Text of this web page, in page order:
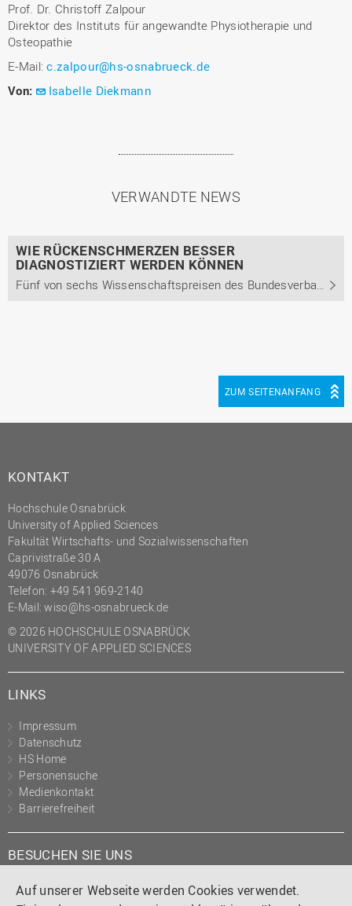
Auf unserer Webseite werden Cookies verwendet.
Prof. Dr. Christoff Zalpour
Direktor des Instituts für angewandte Physiotherapie und
Osteopathie
E-Mail:c.zalpour@hs-osnabrueck.de
Von:
Isabelle Diekmann
VERWANDTE NEWS
WIE RÜCKENSCHMERZEN BESSER
DIAGNOSTIZIERT WERDEN KÖNNEN
Fünf von sechs Wissenschaftspreisen des Bundesverbandes der selbstständigen Physiotherapeuten gehen an Absolventinnen und Absolventen der Hochschule Osnabrück
ZUM SEITENANFANG
KONTAKT
Hochschule Osnabrück
University of Applied Sciences
Fakultät Wirtschafts- und Sozialwissenschaften
Caprivistraße 30 A
49076 Osnabrück
Telefon: +49 541 969-2140
E-Mail:wiso@hs-osnabrueck.de
© 2026 HOCHSCHULE OSNABRÜCK
UNIVERSITY OF APPLIED SCIENCES
LINKS
Impressum
Datenschutz
HS Home
Personensuche
Medienkontakt
Barrierefreiheit
BESUCHEN SIE UNS
Instagram
TiktokLinkedIn
YouTube
Facebook